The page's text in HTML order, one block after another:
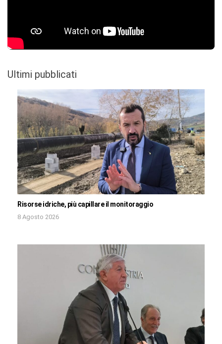
Ultimi pubblicati
Risorse idriche, più capillare il monitoraggio
8 Agosto 2026